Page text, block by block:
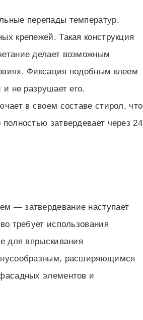
перепады температур.
крепежей. Такая конструкция
делает возможным
Фиксация подобным клеем
и не разрушает его.
в своем составе стирол, что
затвердевает через 24
— затвердевание наступает
требует использования
для впрыскивания
расширяющимся
элементов и